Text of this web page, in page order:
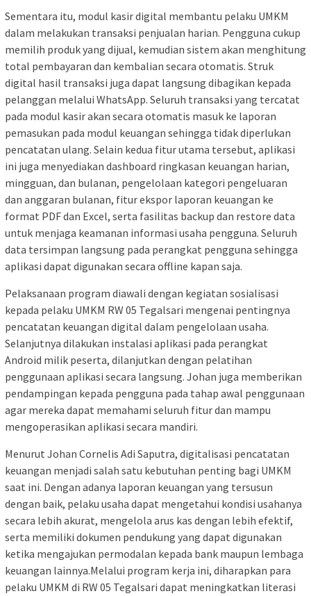
Sementara itu, modul kasir digital membantu pelaku UMKM
dalam melakukan transaksi penjualan harian. Pengguna cukup
memilih produk yang dijual, kemudian sistem akan menghitung
total pembayaran dan kembalian secara otomatis. Struk
digital hasil transaksi juga dapat langsung dibagikan kepada
pelanggan melalui WhatsApp. Seluruh transaksi yang tercatat
pada modul kasir akan secara otomatis masuk ke laporan
pemasukan pada modul keuangan sehingga tidak diperlukan
pencatatan ulang. Selain kedua fitur utama tersebut, aplikasi
ini juga menyediakan dashboard ringkasan keuangan harian,
mingguan, dan bulanan, pengelolaan kategori pengeluaran
dan anggaran bulanan, fitur ekspor laporan keuangan ke
format PDF dan Excel, serta fasilitas backup dan restore data
untuk menjaga keamanan informasi usaha pengguna. Seluruh
data tersimpan langsung pada perangkat pengguna sehingga
aplikasi dapat digunakan secara offline kapan saja.
Pelaksanaan program diawali dengan kegiatan sosialisasi
kepada pelaku UMKM RW 05 Tegalsari mengenai pentingnya
pencatatan keuangan digital dalam pengelolaan usaha.
Selanjutnya dilakukan instalasi aplikasi pada perangkat
Android milik peserta, dilanjutkan dengan pelatihan
penggunaan aplikasi secara langsung. Johan juga memberikan
pendampingan kepada pengguna pada tahap awal penggunaan
agar mereka dapat memahami seluruh fitur dan mampu
mengoperasikan aplikasi secara mandiri.
Menurut Johan Cornelis Adi Saputra, digitalisasi pencatatan
keuangan menjadi salah satu kebutuhan penting bagi UMKM
saat ini. Dengan adanya laporan keuangan yang tersusun
dengan baik, pelaku usaha dapat mengetahui kondisi usahanya
secara lebih akurat, mengelola arus kas dengan lebih efektif,
serta memiliki dokumen pendukung yang dapat digunakan
ketika mengajukan permodalan kepada bank maupun lembaga
keuangan lainnya.Melalui program kerja ini, diharapkan para
pelaku UMKM di RW 05 Tegalsari dapat meningkatkan literasi